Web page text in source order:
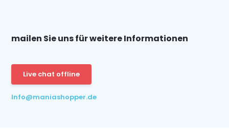
mailen Sie uns für weitere Informationen
Live chat offline
Info@maniashopper.de